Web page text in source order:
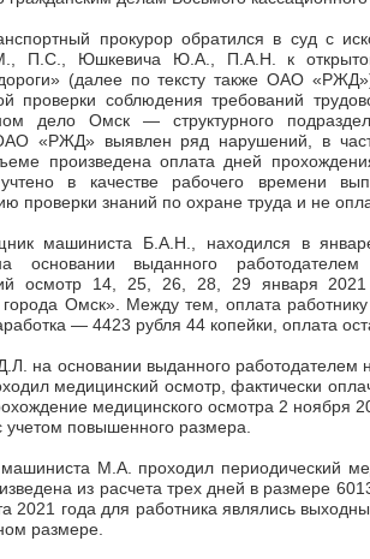
прокурор обратился в суд с
П.С., Юшкевича Ю.А., П.А.Н. к
(далее по тексту также ОАО
проверки соблюдения требований
дело Омск — структурного
«РЖД» выявлен ряд нарушений, в
произведена оплата дней
в качестве рабочего времени
проверки знаний по охране труда и не
машиниста Б.А.Н., находился в
основании выданного
осмотр 14, 25, 26, 28, 29 января
Омск». Между тем, оплата
— 4423 рубля 44 копейки, оплата
на основании выданного работодателем
медицинский осмотр, фактически
медицинского осмотра 2 ноября
учетом повышенного размера.
М.А. проходил периодический
из расчета трех дней в размере
2021 года для работника являлись
размере.